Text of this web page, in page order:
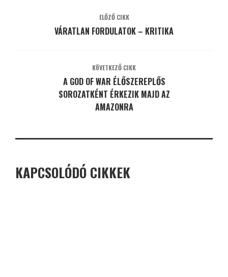
ELŐZŐ CIKK
VÁRATLAN FORDULATOK – KRITIKA
KÖVETKEZŐ CIKK
A GOD OF WAR ÉLŐSZEREPLŐS
SOROZATKÉNT ÉRKEZIK MAJD AZ
AMAZONRA
KAPCSOLÓDÓ CIKKEK